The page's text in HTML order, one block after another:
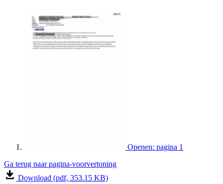
Openen: pagina 1
Ga terug naar pagina-voorvertoning
Download (pdf, 353.15 KB)